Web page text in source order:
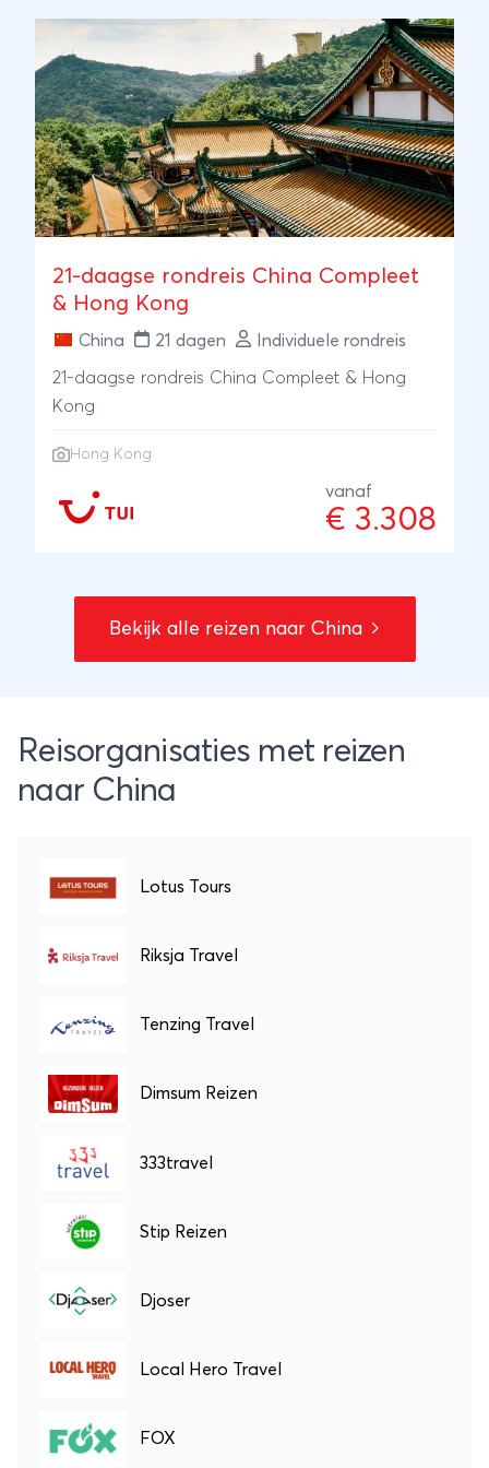
een eenpersoonskamer boeken. Shoestring
heet jou als solo reiziger van harte welkom in
China!
21-daagse rondreis China Compleet
& Hong Kong
China 21 dagen Individuele rondreis
21-daagse rondreis China Compleet & Hong
Kong
Hong Kong
vanaf
€ 3.308
Bekijk alle reizen naar China
Reisorganisaties met reizen
naar China
Lotus Tours
Riksja Travel
Tenzing Travel
Dimsum Reizen
333travel
Stip Reizen
Djoser
Local Hero Travel
FOX